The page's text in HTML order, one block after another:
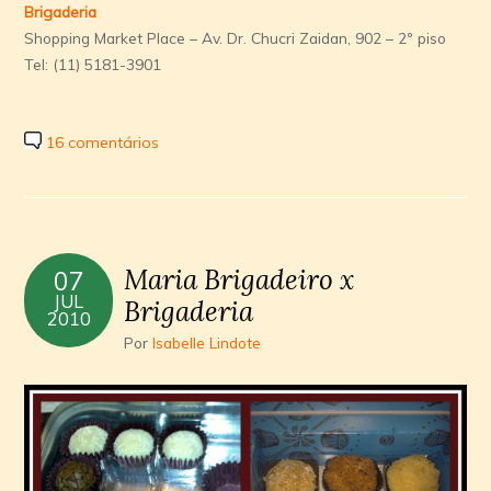
Brigaderia
Shopping Market Place – Av. Dr. Chucri Zaidan, 902 – 2º piso
Tel: (11) 5181-3901
16 comentários
07
JUL
2010
Maria Brigadeiro x
Brigaderia
PorIsabelle Lindote